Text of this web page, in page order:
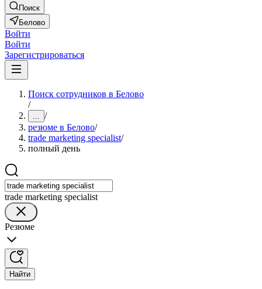
Поиск
Белово
Войти
Войти
Зарегистрироваться
Поиск сотрудников в Белово
/
... /
резюме в Белово/
trade marketing specialist/
полный день
trade marketing specialist
Резюме
Найти